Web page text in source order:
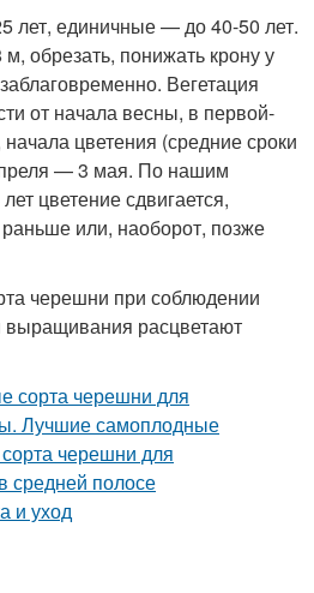
лет, единичные — до 40-50 лет.
обрезать, понижать крону у
Вегетация
от начала весны, в первой-
цветения (средние сроки
— 3 мая. По нашим
цветение сдвигается,
или, наоборот, позже
черешни при соблюдении
выращивания расцветают